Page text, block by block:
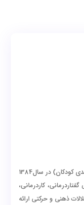
کلینیک توانبخشی تهران ( درمان اختلالات رشدی کودکان) در سال1384
کاردرمانی،
ذهنی و حرکتی ارائه